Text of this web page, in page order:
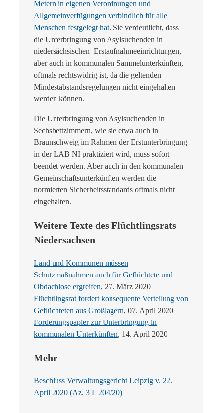
Metern in eigenen Verordnungen und
Allgemeinverfügungen verbindlich für alle
Menschen festgelegt hat. Sie verdeutlicht, dass
die Unterbringung von Asylsuchenden in
niedersächsischen Erstaufnahmeeinrichtungen,
aber auch in kommunalen Sammelunterkünften,
oftmals rechtswidrig ist, da die geltenden
Mindestabstandsregelungen nicht eingehalten
werden können.
Die Unterbringung von Asylsuchenden in
Sechsbettzimmern, wie sie etwa auch in
Braunschweig im Rahmen der Erstunterbringung
in der LAB NI praktiziert wird, muss sofort
beendet werden. Aber auch in den kommunalen
Gemeinschaftsunterkünften werden die
normierten Sicherheitsstandards oftmals nicht
eingehalten.
Weitere Texte des Flüchtlingsrats
Niedersachsen
Land und Kommunen müssen
Schutzmaßnahmen auch für Geflüchtete und
Obdachlose ergreifen, 27. März 2020
Flüchtlingsrat fordert konsequente Verteilung von
Geflüchteten aus Großlagern, 07. April 2020
Forderungspapier zur Unterbringung in
kommunalen Unterkünften, 14. April 2020
Mehr
Beschluss Verwaltungsgericht Leipzig v. 22.
April 2020 (Az. 3 L 204/20)